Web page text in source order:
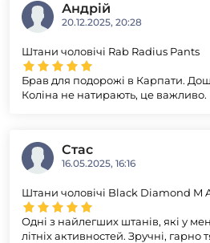
Андрій
20.12.2025, 20:28
Штани чоловічі Rab Radius Pants
Брав для подорожі в Карпати.
Коліна не натирають, це важливо.
Стас
16.05.2025, 16:16
Штани чоловічі Black Diamond M
Одні з найлегших штанів, які у
літніх активностей. Зручні,